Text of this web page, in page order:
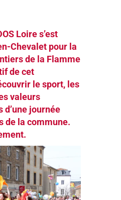
Loire s’est
Chevalet pour la
de la Flamme
de cet
le sport, les
valeurs
journée
de la commune.